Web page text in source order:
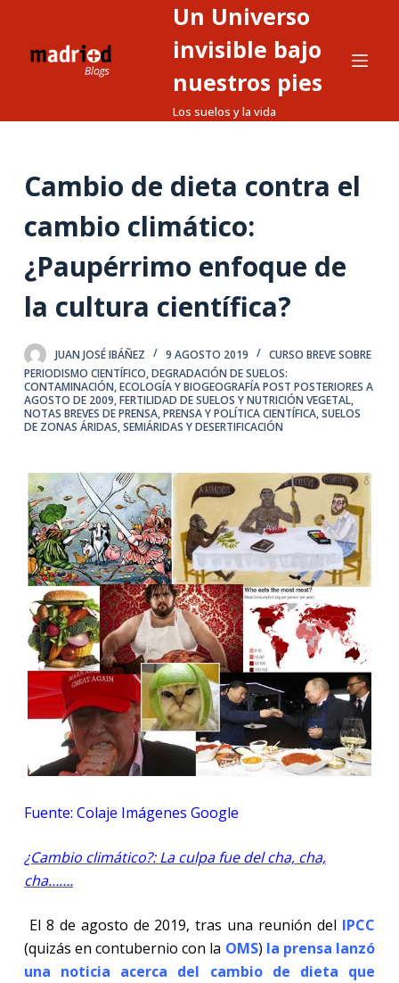
o
n
d
o
Un Universo
invisible bajo
nuestros pies
Los suelos y la vida
Cambio de dieta contra el
cambio climático:
¿Paupérrimo enfoque de
la cultura científica?
JUAN JOSÉ IBÁÑEZ 9 AGOSTO 2019
CURSO BREVE SOBRE
PERIODISMO CIENTÍFICO,DEGRADACIÓN DE SUELOS:
CONTAMINACIÓN,ECOLOGÍA Y BIOGEOGRAFÍA POST POSTERIORES A
AGOSTO DE 2009,FERTILIDAD DE SUELOS Y NUTRICIÓN VEGETAL,
NOTAS BREVES DE PRENSA,PRENSA Y POLÍTICA CIENTÍFICA,SUELOS
DE ZONAS ÁRIDAS, SEMIÁRIDAS Y DESERTIFICACIÓN
Fuente: Colaje Imágenes Google
¿Cambio climático?: La culpa fue del cha, cha,
cha…….
El 8 de agosto de 2019, tras una reunión del IPCC
(quizás en contubernio con la OMS) la prensa lanzó
una noticia acerca del cambio de dieta que